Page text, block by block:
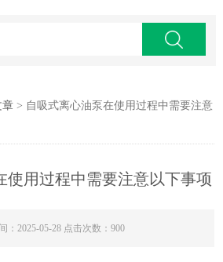
章 > 自吸式离心油泵在使用过程中需要注意
使用过程中需要注意以下事项
：2025-05-28 点击次数：900